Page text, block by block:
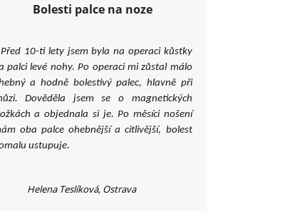
Bolesti palce na noze
Před 10-ti lety jsem byla na operaci kůstky
palci levé nohy. Po operaci mi zůstal málo
a hodně bolestivý palec, hlavně při
Dověděla jsem se o magnetických
a objednala si je. Po měsíci nošení
oba palce ohebnější a citlivější, bolest
ustupuje.
Helena Teslíková, Ostrava